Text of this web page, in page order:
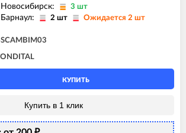
Новосибирск: 3 шт
Барнаул: 2 шт Ожидается 2 шт
КУПИТЬ
Купить в 1 клик